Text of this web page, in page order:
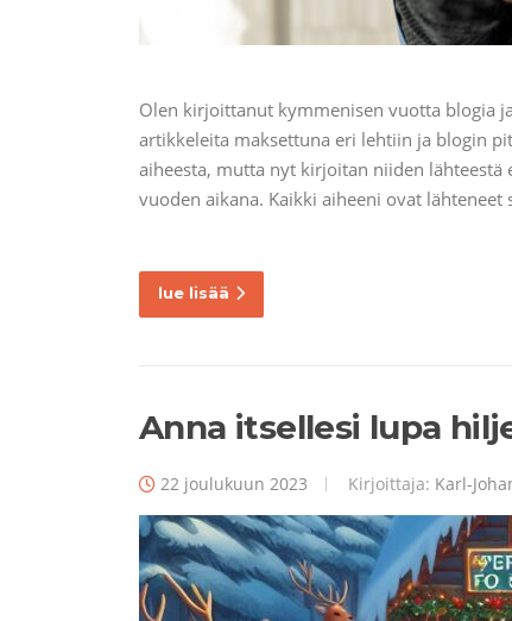
Olen kirjoittanut kymmenisen vuotta blogia
artikkeleita maksettuna eri lehtiin ja blogin
aiheesta, mutta nyt kirjoitan niiden
vuoden aikana. Kaikki aiheeni ovat lähteneet
lue lisää
Anna itsellesi lupa
22 joulukuun 2023 Kirjoittaja: Karl-